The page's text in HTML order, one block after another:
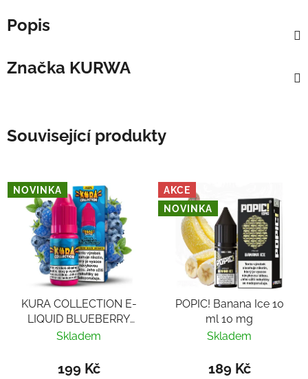
Popis
Značka KURWA
Související produkty
NOVINKA
KURA COLLECTION E-
LIQUID BLUEBERRY
BLUE RASPBERRY
Skladem
199 Kč
AKCE
NOVINKA
POPIC! Banana Ice 10
ml 10 mg
Skladem
189 Kč